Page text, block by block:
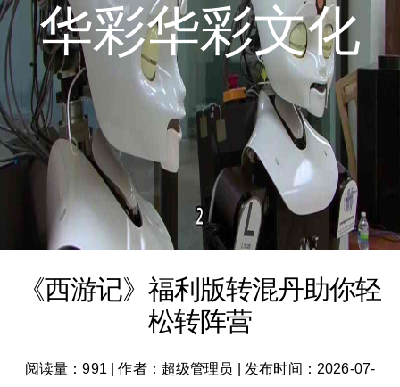
华彩华彩文化
《西游记》福利版转混丹助你轻
松转阵营
阅读量：991 |作者：超级管理员
发布时间：2026-07-